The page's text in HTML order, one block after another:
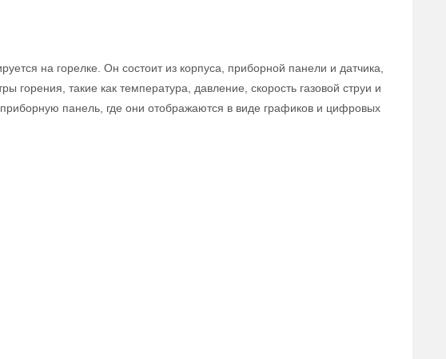
на горелке. Он состоит из корпуса, приборной панели и датчика,
горения, такие как температура, давление, скорость газовой струи и
панель, где они отображаются в виде графиков и цифровых